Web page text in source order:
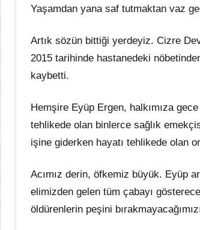
Yaşamdan yana saf tutmaktan vaz
Artık sözün bittiği yerdeyiz. Cizre
2015 tarihinde hastanedeki
kaybetti.
Hemşire Eyüp Ergen, halkımıza
tehlikede olan binlerce sağlık
işine giderken hayatı tehlikede olan
Acımız derin, öfkemiz büyük. Eyüp
elimizden gelen tüm çabayı
öldürenlerin peşini